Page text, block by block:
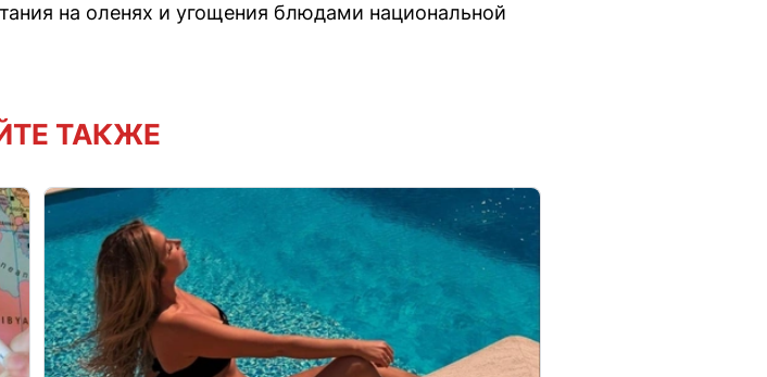
на оленях и угощения блюдами национальной
ТАКЖЕ